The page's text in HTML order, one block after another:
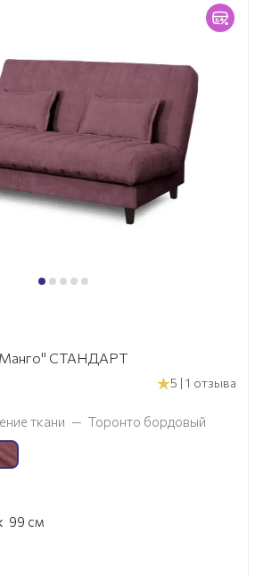
СТАНДАРТ
5 | 1 отзыва
ткани — Торонто бордовый
99 см